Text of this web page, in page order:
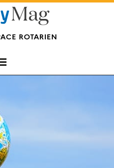
ROTARIEN